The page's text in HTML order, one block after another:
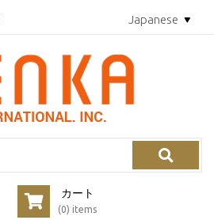
Japanese
カート
(0) items